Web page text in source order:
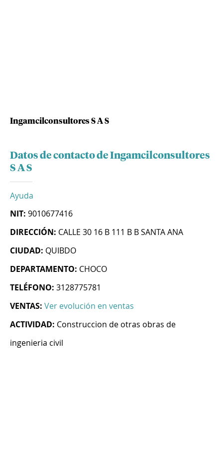
Ingamcilconsultores S A S
Datos de contacto de Ingamcilconsultores
S A S
Ayuda
NIT: 9010677416
DIRECCIÓN: CALLE 30 16 B 111 B B SANTA ANA
CIUDAD: QUIBDO
DEPARTAMENTO: CHOCO
TELÉFONO: 3128775781
VENTAS: Ver evolución en ventas
ACTIVIDAD: Construccion de otras obras de
ingenieria civil